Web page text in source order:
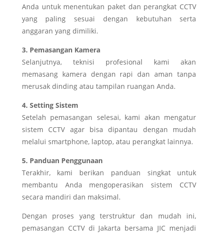
Anda untuk menentukan paket dan perangkat CCTV
yang paling sesuai dengan kebutuhan serta
anggaran yang dimiliki.
3. Pemasangan Kamera
Selanjutnya, teknisi profesional kami akan
memasang kamera dengan rapi dan aman tanpa
merusak dinding atau tampilan ruangan Anda.
4. Setting Sistem
Setelah pemasangan selesai, kami akan mengatur
sistem CCTV agar bisa dipantau dengan mudah
melalui smartphone, laptop, atau perangkat lainnya.
5. Panduan Penggunaan
Terakhir, kami berikan panduan singkat untuk
membantu Anda mengoperasikan sistem CCTV
secara mandiri dan maksimal.
Dengan proses yang terstruktur dan mudah ini,
pemasangan CCTV di Jakarta bersama JIC menjadi